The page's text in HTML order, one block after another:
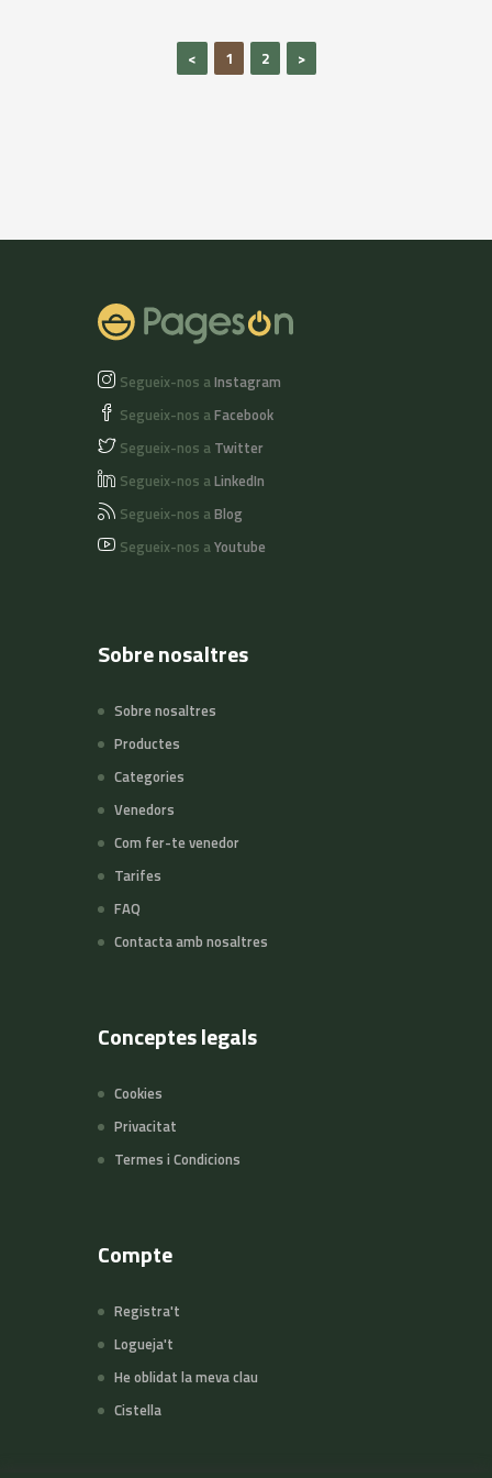
< 1 2 >
Segueix-nos aInstagram
Segueix-nos aFacebook
Segueix-nos a Twitter
Segueix-nos aLinkedIn
Segueix-nos aBlog
Segueix-nos aYoutube
Sobre nosaltres
Sobre nosaltres
Productes
Categories
Venedors
Com fer-te venedor
Tarifes
FAQ
Contacta amb nosaltres
Conceptes legals
Cookies
Privacitat
Termes i Condicions
Compte
Registra't
Logueja't
He oblidat la meva clau
Cistella